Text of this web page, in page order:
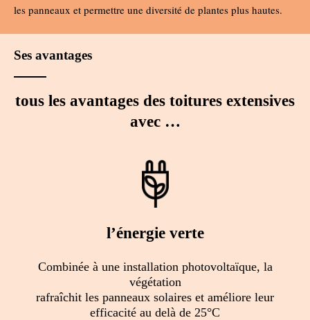
les panneaux et permettre une diversité de plantes plus hautes.
Ses avantages
tous les avantages des toitures extensives
avec …
l’énergie verte
Combinée à une installation photovoltaïque, la
végétation
rafraîchit les panneaux solaires et améliore leur
efficacité au delà de 25°C